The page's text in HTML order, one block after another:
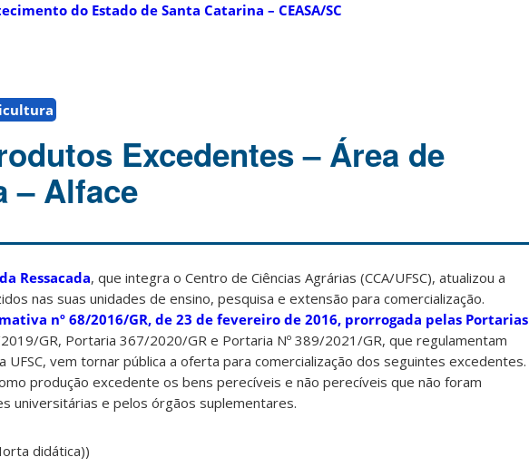
do Estado de Santa Catarina – CEASA/SC
Excedentes – Área de
– Alface
Ressacada, que integra o Centro de Ciências Agrárias (CCA/UFSC), atualizou a
nas suas unidades de ensino, pesquisa e extensão para comercialização.
nº 68/2016/GR, de 23 de fevereiro de 2016, prorrogada pelas Portarias
GR, Portaria 367/2020/GR e Portaria Nº 389/2021/GR, que regulamentam
UFSC, vem tornar pública a oferta para comercialização dos seguintes excedentes.
produção excedente os bens perecíveis e não perecíveis que não foram
universitárias e pelos órgãos suplementares.
didática))